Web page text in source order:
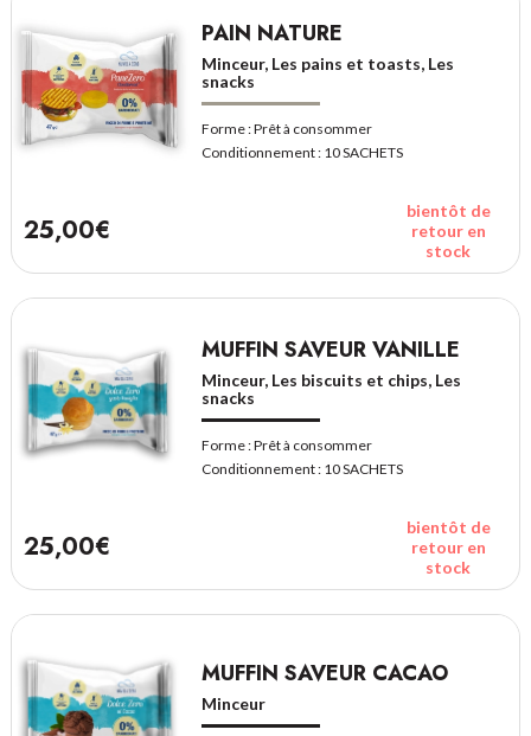
PAIN NATURE
Minceur, Les pains et toasts, Les
snacks
Forme :Prêt à consommer
Conditionnement : 10 SACHETS
25,00€
bientôt de
retour en
stock
MUFFIN SAVEUR VANILLE
Minceur, Les biscuits et chips, Les
snacks
Forme :Prêt à consommer
Conditionnement : 10 SACHETS
25,00€
bientôt de
retour en
stock
MUFFIN SAVEUR CACAO
Minceur